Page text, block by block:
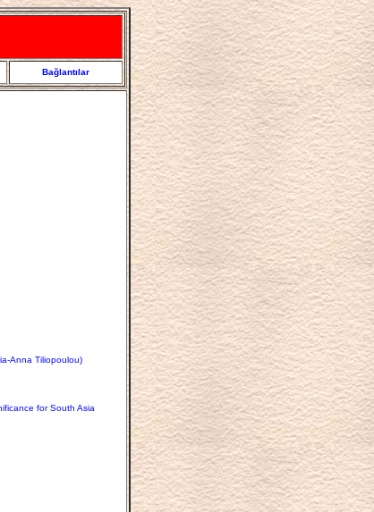
Bağlantılar
Anna Tiliopoulou)
for South Asia